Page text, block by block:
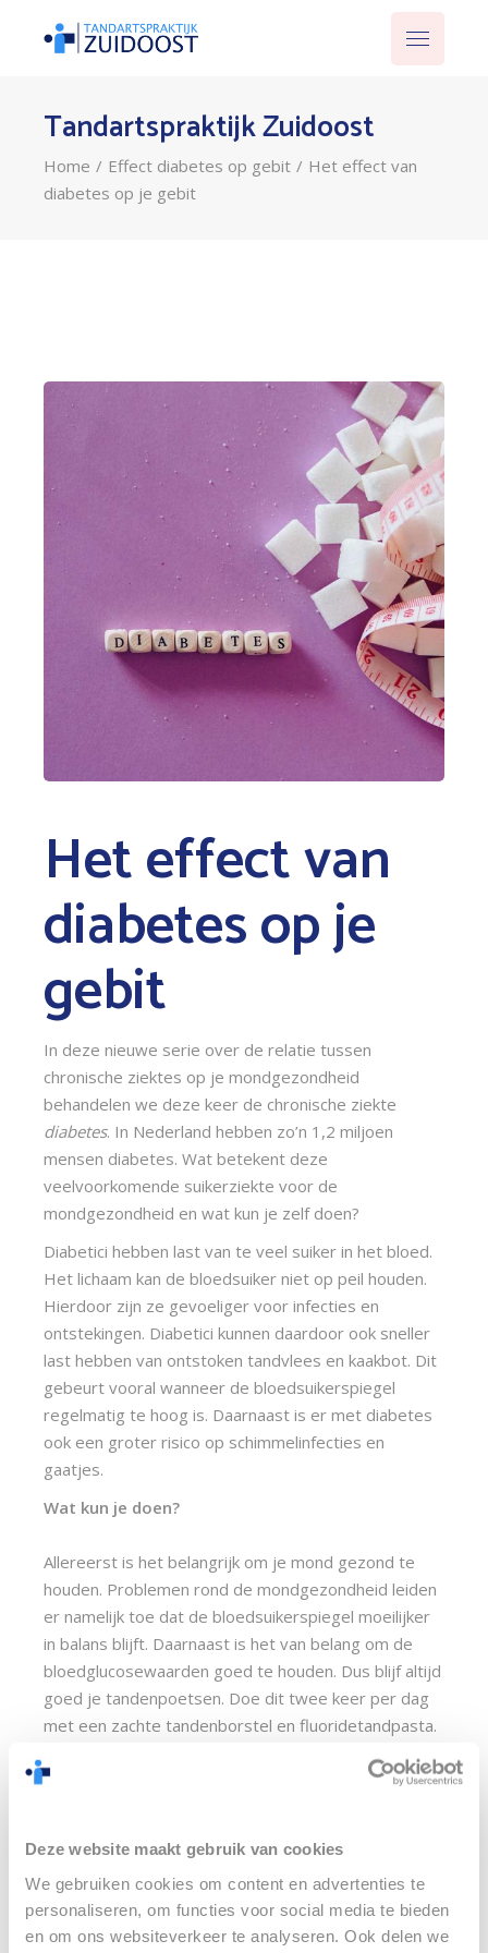
Deze website maakt gebruik van cookies
We gebruiken cookies om content en advertenties te
personaliseren, om functies voor social media te bieden
en om ons websiteverkeer te analyseren. Ook delen we
Tandartspraktijk Zuidoost
Home Effect diabetes op gebit
Het effect van
diabetes op je gebit
Het effect van
diabetes op je
gebit
In deze nieuwe serie over de relatie tussen
chronische ziektes op je mondgezondheid
diabetes. In Nederland hebben zo’n 1,2 miljoen
mensen diabetes. Wat betekent deze
veelvoorkomende suikerziekte voor de
mondgezondheid en wat kun je zelf doen?
Diabetici hebben last van te veel suiker in het bloed.
Het lichaam kan de bloedsuiker niet op peil houden.
Hierdoor zijn ze gevoeliger voor infecties en
ontstekingen. Diabetici kunnen daardoor ook sneller
last hebben van ontstoken tandvlees en kaakbot. Dit
gebeurt vooral wanneer de bloedsuikerspiegel
regelmatig te hoog is. Daarnaast is er met diabetes
ook een groter risico op schimmelinfecties en
gaatjes.
Wat kun je doen?
Allereerst is het belangrijk om je mond gezond te
houden. Problemen rond de mondgezondheid leiden
er namelijk toe dat de bloedsuikerspiegel moeilijker
in balans blijft. Daarnaast is het van belang om de
bloedglucosewaarden goed te houden. Dus blijf altijd
goed je tandenpoetsen. Doe dit twee keer per dag
met een zachte tandenborstel en fluoridetandpasta.
Laat je door de tandarts goed informeren zodat je
mondgezondheid ook met diabetes op peil blijft. Een
hand houden van de diabetes. Heb je vragen over
wat jouw gebit nodig heeft?
Maak hier een afspraak
en krijg van de tandarts advies op maat.